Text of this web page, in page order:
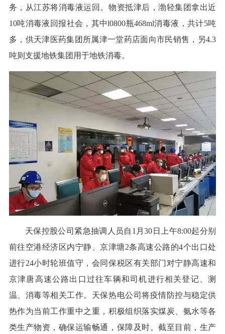
务，从江苏将消毒液运回。物资抵津后，渤轻集团拿出近
10吨消毒液回报社会，其中l0800瓶468ml消毒液，共计5吨
多，供天津医药集团所属津一堂药店面向市民销售，另4.3
吨则支援地铁集团用于地铁消毒。
天保控股公司紧急抽调人员自1月30日上午8:00起分别
前往空港经济区内宁静、京津塘2条高速公路的4个出口处
进行24小时轮班值守，会同保税区有关部门对宁静高速和
京津唐高速公路出口过往车辆和司机进行相关登记、测
温、消毒等相关工作。天保热电公司将疫情防控与稳定供
热作为当前工作重中之重，积极组织落实煤炭、氨水等各
类生产物资，确保运输畅通，保障及时。截至目前，生产